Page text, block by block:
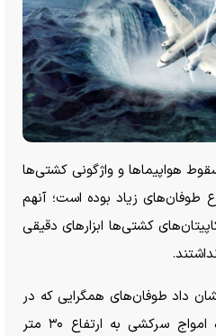
هواپیما‌ها و واژگونی کشتی‌ها
طوفان‌های زیاد بوده است؛ آنهم
کشتی‌ها ابزار‌های دقیقی
داد طوفان‌های همگرایی که در
این منطقه روی می‌دهد، گاه امواج سرکشی به ارتفاع ۳۰ متر